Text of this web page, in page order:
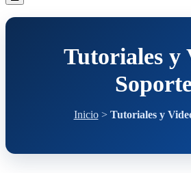
Tutoriales y
Inicio> Tutoriales y